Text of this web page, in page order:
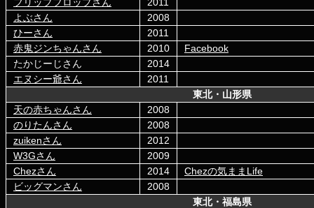
よぶさん
2008
ひーさん
2011
赤鬼ジンちゃんさん
2010
Facebook
たかじーじさん
2014
エヌシー爺さん
2011
東北・山形県
天の赤ちゃんさん
2008
のりたんさん
2008
zuikenさん
2012
W3Gさん
2009
Chezさん
2014
Chezの気ままLife
ビッグマンさん
2008
東北・福島県